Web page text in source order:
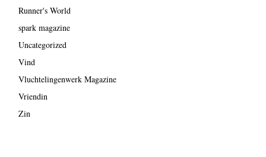
Runner's World
spark magazine
Uncategorized
Vind
Vluchtelingenwerk Magazine
Vriendin
Zin